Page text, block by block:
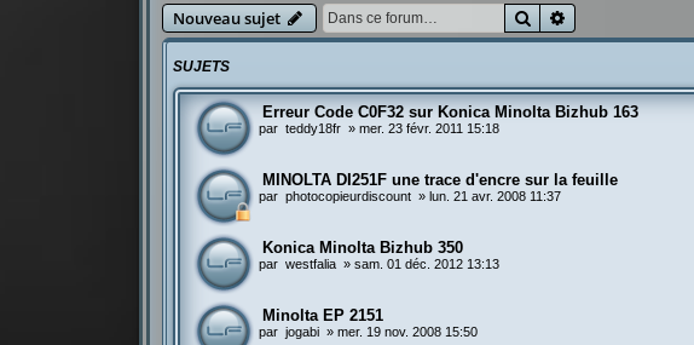
Nouveau sujet Rechercher
SUJETS
Erreur Code C0F32 sur Konica Minolta Bizhub 163
par teddy18fr »mer. 23 févr. 2011 15:18
MINOLTA DI251F une trace d'encre sur la feuille
par photocopieurdiscount » lun. 21 avr. 2008 11:37
Konica Minolta Bizhub 350
par westfalia »sam. 01 déc. 2012 13:13
Minolta EP 2151
par jogabi »mer. 19 nov. 2008 15:50